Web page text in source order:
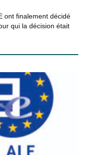
ont finalement décidé
qui la décision était